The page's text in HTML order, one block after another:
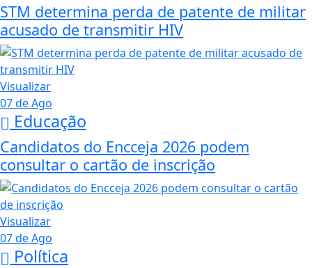
STM determina perda de patente de militar
acusado de transmitir HIV
Visualizar
07 de Ago
Educação
Candidatos do Encceja 2026 podem
consultar o cartão de inscrição
Visualizar
07 de Ago
Política